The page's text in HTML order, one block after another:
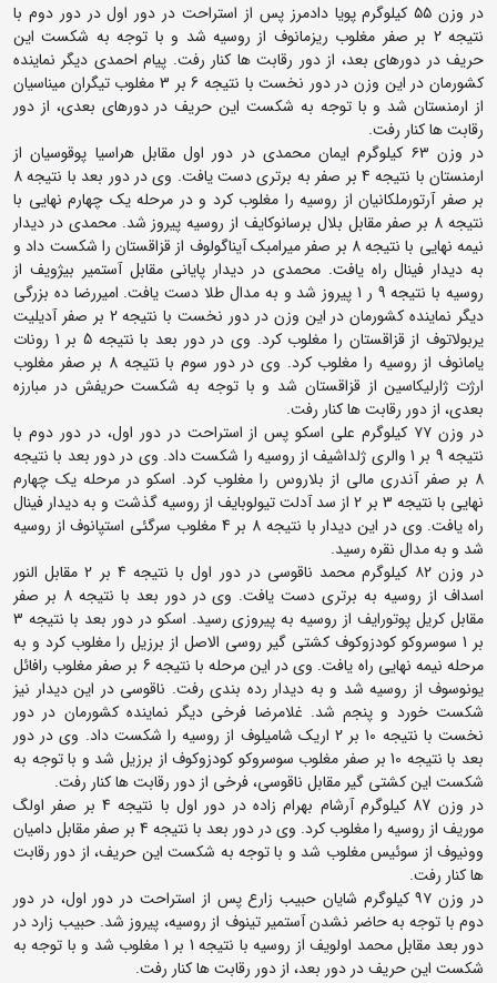
در وزن ۵۵ کیلوگرم پویا دادمرز پس از استراحت در دور اول در دور دوم با
نتیجه 2 بر صفر مغلوب ریزمانوف از روسیه شد و با توجه به شکست این
حریف در دورهای بعد، از دور رقابت ها کنار رفت. پیام احمدی دیگر نماینده
کشورمان در این وزن در دور نخست با نتیجه 6 بر 3 مغلوب تیگران میناسیان
از ارمنستان شد و با توجه به شکست این حریف در دورهای بعدی، از دور
رقابت ها کنار رفت.
در وزن ۶۳ کیلوگرم ایمان محمدی در دور اول مقابل هراسیا پوقوسیان از
ارمنستان با نتیجه 4 بر صفر به برتری دست یافت. وی در دور بعد با نتیجه 8
بر صفر آرتورملکانیان از روسیه را مغلوب کرد و در مرحله یک چهارم نهایی با
نتیجه 8 بر صفر مقابل بلال برسانوکایف از روسیه پیروز شد. محمدی در دیدار
نیمه نهایی با نتیجه 8 بر صفر میرامبک آیناگولوف از قزاقستان را شکست داد و
به دیدار فینال راه یافت. محمدی در دیدار پایانی مقابل آستمیر بیژویف از
روسیه با نتیجه 9 ر 1 پیروز شد و به مدال طلا دست یافت. امیررضا ده بزرگی
دیگر نماینده کشورمان در این وزن در دور نخست با نتیجه 2 بر صفر آدیلیت
یربولاتوف از قزاقستان را مغلوب کرد. وی در دور بعد با نتیجه 5 بر 1 رونات
یامانوف از روسیه را مغلوب کرد. وی در دور سوم با نتیجه 8 بر صفر مغلوب
ارژت ژارلیکاسین از قزاقستان شد و با توجه به شکست حریفش در مبارزه
بعدی، از دور رقابت ها کنار رفت.
در وزن ۷۷ کیلوگرم علی اسکو پس از استراحت در دور اول، در دور دوم با
نتیجه 9 بر 1 والری ژلداشیف از روسیه را شکست داد. وی در دور بعد با نتیجه
8 بر صفر آندری مالی از بلاروس را مغلوب کرد. اسکو در مرحله یک چهارم
نهایی با نتیجه 3 بر 2 از سد آدلت تیولوبایف از روسیه گذشت و به دیدار فینال
راه یافت. وی در این دیدار با نتیجه 8 بر 4 مغلوب سرگئی استپانوف از روسیه
شد و به مدال نقره رسید.
در وزن ۸۲ کیلوگرم محمد ناقوسی در دور اول با نتیجه 4 بر 2 مقابل النور
اسداف از روسیه به برتری دست یافت. وی در دور بعد با نتیجه 8 بر صفر
مقابل کریل پوتورایف از روسیه به پیروزی رسید. اسکو در دور بعد با نتیجه 3
بر 1 سوسروکو کودزوکوف کشتی گیر روسی الاصل از برزیل را مغلوب کرد و به
مرحله نیمه نهایی راه یافت. وی در این مرحله با نتیجه 6 بر صفر مغلوب رافائل
یونوسوف از روسیه شد و به دیدار رده بندی رفت. ناقوسی در این دیدار نیز
شکست خورد و پنجم شد. غلامرضا فرخی دیگر نماینده کشورمان در دور
نخست با نتیجه 10 بر 2 اریک شامیلوف از روسیه را شکست داد. وی در دور
بعد با نتیجه 10 بر صفر مغلوب سوسروکو کودزوکوف از برزیل شد و با توجه به
شکست این کشتی گیر مقابل ناقوسی، فرخی از دور رقابت ها کنار رفت.
در وزن 87 کیلوگرم آرشام بهرام زاده در دور اول با نتیجه 4 بر صفر اولگ
موریف از روسیه را مغلوب کرد. وی در دور بعد با نتیجه 4 بر صفر مقابل دامیان
وونیوف از سوئیس مغلوب شد و با توجه به شکست این حریف، از دور رقابت
ها کنار رفت.
در وزن ۹۷ کیلوگرم شایان حبیب زارع پس از استراحت در دور اول، در دور
دوم با توجه به حاضر نشدن آستمیر تینوف از روسیه، پیروز شد. حبیب زارد در
دور بعد مقابل محمد اولویف از روسیه با نتیجه 1 بر 1 مغلوب شد و با توجه به
شکست این حریف در دور بعد، از دور رقابت ها کنار رفت.